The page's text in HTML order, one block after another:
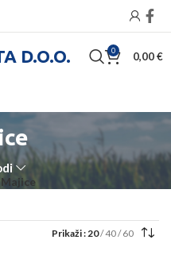
D.O.O. 0 0,00€
Majice
Prikaži 20 40 60